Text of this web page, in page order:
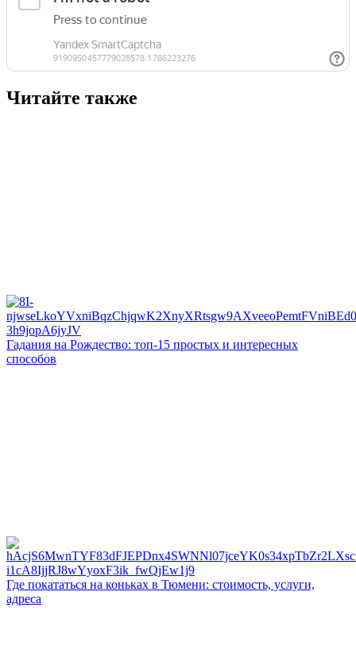
Читайте также
Гадания на Рождество: топ-15 простых и интересных
способов
Где покататься на коньках в Тюмени: стоимость, услуги,
адреса